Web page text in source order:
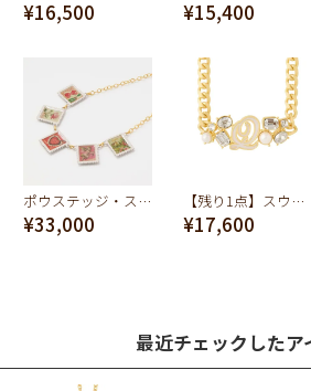
¥16,500 ¥15,400
ポウステッジ・スタンプ ネックレス
¥33,000
【残り1点】スウィートレディ チョーカー
¥17,600
最近チェックしたア